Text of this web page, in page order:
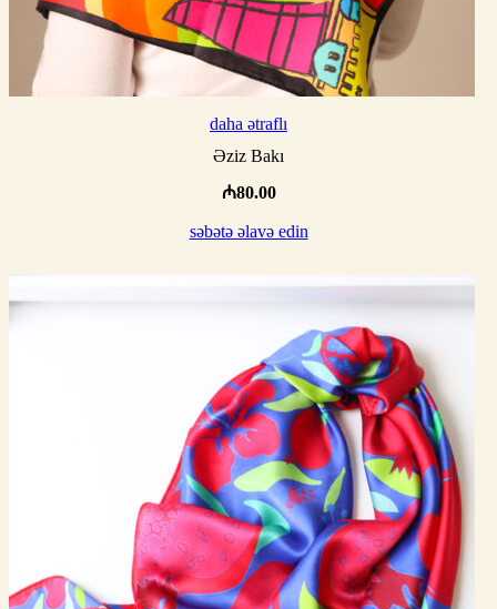
daha ətraflı
Əziz Bakı
₼80.00
səbətə əlavə edin